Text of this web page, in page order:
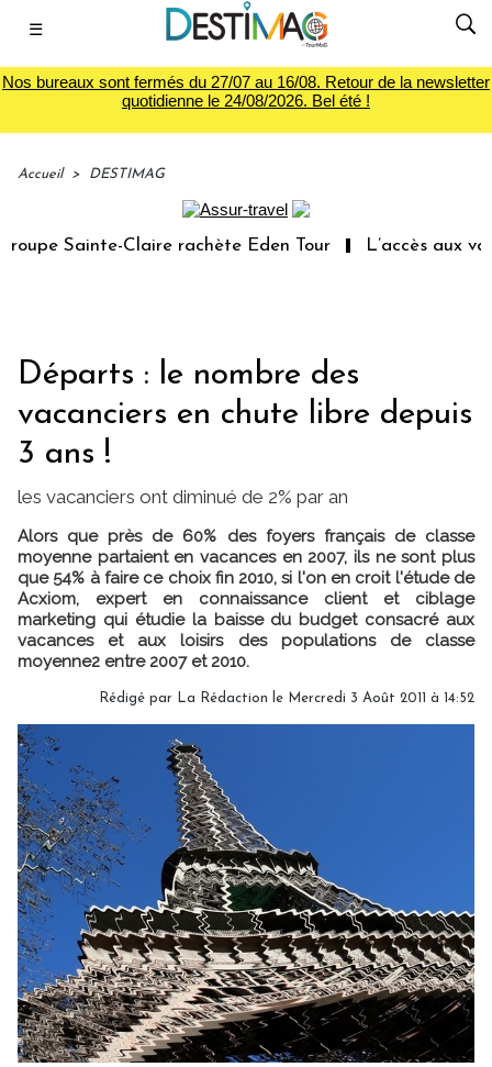
☰
Nos bureaux sont fermés du 27/07 au 16/08. Retour de la newsletter
quotidienne le 24/08/2026. Bel été !
Accueil > DESTIMAG
Sainte-Claire rachète Eden Tour L’accès aux
Départs : le nombre des
vacanciers en chute libre depuis
3 ans !
les vacanciers ont diminué de 2% par an
Alors que près de 60% des foyers français de classe
moyenne partaient en vacances en 2007, ils ne sont plus
que 54% à faire ce choix fin 2010, si l'on en croit l'étude de
Acxiom, expert en connaissance client et ciblage
marketing qui étudie la baisse du budget consacré aux
vacances et aux loisirs des populations de classe
moyenne2 entre 2007 et 2010.
Rédigé par La Rédaction le Mercredi 3 Août 2011 à 14:52